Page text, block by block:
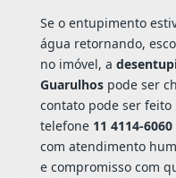
Se o entupimento
água retornando,
no imóvel, a
Guarulhospode ser
contato pode ser feito
telefone 11 4114-6060
com atendimento
e compromisso com